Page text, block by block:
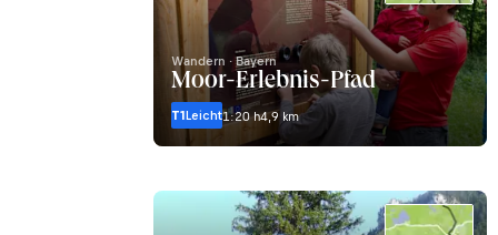
Wandern · Bayern
Moor-Erlebnis-Pfad
T1Leicht1:20 h4,9 km